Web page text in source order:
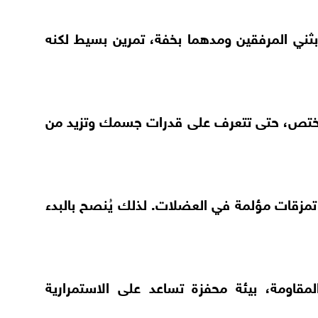
المرفقين ومدهما بخفة، تمرين بسيط لكنه
مختص، حتى تتعرف على قدرات جسمك وتزيد من
تمزقات مؤلمة في العضلات. لذلك يُنصح بالبدء
بيئة محفزة تساعد على الاستمرارية